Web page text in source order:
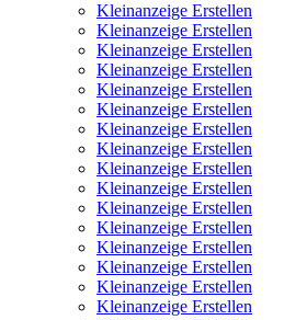
Kleinanzeige Erstellen
Kleinanzeige Erstellen
Kleinanzeige Erstellen
Kleinanzeige Erstellen
Kleinanzeige Erstellen
Kleinanzeige Erstellen
Kleinanzeige Erstellen
Kleinanzeige Erstellen
Kleinanzeige Erstellen
Kleinanzeige Erstellen
Kleinanzeige Erstellen
Kleinanzeige Erstellen
Kleinanzeige Erstellen
Kleinanzeige Erstellen
Kleinanzeige Erstellen
Kleinanzeige Erstellen